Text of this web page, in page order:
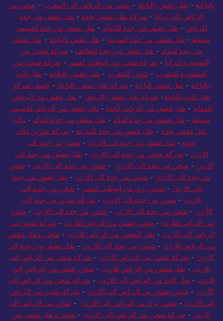
بالباحة - نقل عفش بالباحة - شحن من الرياض الي المغرب - شحن من
الرياض الى تركيا - شركة نقل عفش بجدة - نقل عفش من جدة
للرياض - نقل عفش من جدة للدمام - نقل عفش من جدة لخميس
مشيط - نقل عفش من جدة للمدينة - نقل عفش بالباحة - نقل عفش
من جدة لتبوك - نقل عفش من جدة للطائف - شركة شحن من
السعودية لتركيا - شركة شحن من ابوظبي لمصر - شركة شحن من
السعودية للمغرب - شحن للمغرب - نقل عفش بالباحة - نقل اثاث
بالباحة - نقل عفش الباحة - شركة نقل عفش بالباحة - افضل شركة
نقل اثاث بالباحة- شركة نقل عفش بالرياض - نقل عفش من الرياض
للدمام - نقل عفش من الرياض لجدة - نقل عفش من الرياض لخميس
مشيط - نقل عفش من جدة لمكة - نقل عفش من جدة لتبوك - دباب
نقل عفش بجدة - نقل عفش من جدة للمدينة - شركة تخزين اثاث
بجدة - نقل عفش من جدة الي الاردن - شحن من جدة الى
الاردن - شركة شحن من جدة الى الاردن - نقل عفش من جدة الي
الاردن - شحن من جدة الى الاردن - شحن من جدة الى الاردن - شحن
من جدة الى الاردن - شحن من جدة الى الاردن - نقل عفش من جدة
الي الاردن - شحن بري من ابوظبي لمصر - شحن من جدة الى
الاردن - شحن من جدة الى الاردن - شركة شحن من جدة إلى
الأردن - شحن من جدة الى الاردن - شحن من جدة الى الاردن - شحن
من الرياض للأردن - شحن عفش من الرياض للأردن - شركة شحن من
الرياض الى الاردن - نقل العفش من الرياض للاردن - شحن ونقل عفش
من الرياض للاردن - شحن من جدة الى الاردن - نقل عفش من جدة الي
الاردن - شركة شحن من الرياض للاردن - شركة شحن من الرياض الى
الاردن - نقل عفش من الرياض للاردن - شحن عفش من الرياض الي
الاردن - نقل اثاث من الرياض الى الاردن - شركة شحن من الرياض إلى
الأردن - شحن عفش من الرياض الى الاردن - شركة شحن من الرياض
الي الاردن - شحن بري من الرياض الى الاردن - شحن من الرياض الى
الاردن - شركة شحن من الرياض الي الاردن - شحن ونقل عفش من